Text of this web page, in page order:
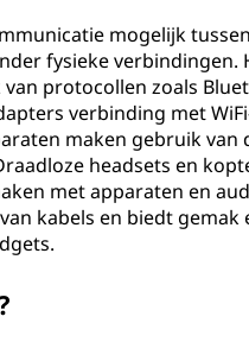
mogelijk
fysieke verbindingen.
protocollen zoals
verbinding met
maken gebruik
headsets en
met apparaten en
kabels en biedt